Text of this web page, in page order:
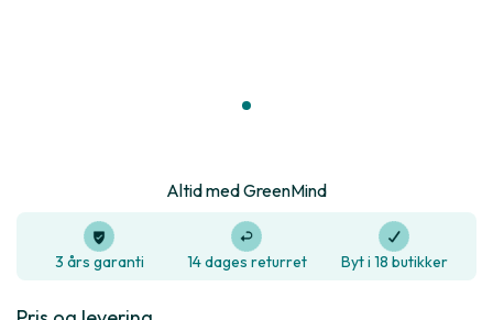
Altid med GreenMind
3 års garanti 14 dages returret Byt i 18 butikker